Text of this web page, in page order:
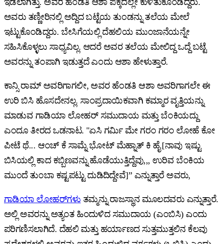
ಅವರು ತಣ್ಣೀರಿನಲ್ಲಿ ಅದ್ದಿದ ಬಟ್ಟೆಯ ತುಂಡನ್ನು ತಲೆಯ ಮೇಲೆ
ಇಟ್ಟುಕೊಂಡಿದ್ದರು. ಬೇಸಿಗೆಯಲ್ಲಿ ದೆಹಲಿಯ ಮುಂಜಾನೆಯನ್ನೇ
ಸಹಿಸಿಕೊಳ್ಳಲು ಸಾಧ್ಯವಿಲ್ಲ. ಆದರೆ ಅವರ ತಲೆಯ ಮೇಲಿದ್ದ ಒದ್ದೆ ಬಟ್ಟೆ
ಅವರನ್ನು ತಂಪಾಗಿ ಇಡುತ್ತದೆ ಎಂದು ಆಶಾ ಹೇಳುತ್ತಾರೆ.
ಕಾನ್ಸಿ ರಾಮ್‌ ಅವರಿಗಾಗಲೀ, ಅವರ ಹೆಂಡತಿ ಆಶಾ ಅವರಿಗಾಗಲೇ ಈ
ಉರಿ ಬಿಸಿ ಹೊಸದೇನಲ್ಲ. ಸಾಂಪ್ರದಾಯಿಕವಾಗಿ ಕಮ್ಮಾರ ವೃತ್ತಿಯನ್ನು
ಮಾಡುವ ಗಾಡಿಯಾ ಲೋಹರ್‌ ಸಮುದಾಯ ಮತ್ತು ಬೆಂಕಿಯದ್ದು
ಎಂದೂ ತೀರದ ಒಡನಾಟ. "ಏಸಿ ಗರ್ಮಿ ಮೇ ಗರಂ ಗರಂ ಲೋಹೆ ಕೋ
ಪೀಟೆ ಥೆ... ಆಂಚ್ ಕೆ ಸಾಮ್ನೆ ಭೋಟ್ ಮೆಹ್ನಾತ್ ಕಿ ಹೈ [ನಾವು ಇಷ್ಟು
ಬಿಸಿಯಲ್ಲಿ ಕಾದ ಕಬ್ಬಿಣವನ್ನು ಹೊಡೆಯುತ್ತಿದ್ದೆವು,,, ಉರಿವ ಬೆಂಕಿಯ
ಮುಂದೆ ತುಂಬಾ ಕಷ್ಟಪಟ್ಟು ದುಡಿದಿದ್ದೇವೆ]” ಎನ್ನುತ್ತಾರೆ ಅವರು,
ಗಾಡಿಯಾ ಲೋಹರ್‌ಗಳು ತಮ್ಮನ್ನು ರಾಜಸ್ಥಾನ ಮೂಲದವರು ಎನ್ನುತ್ತಾರೆ.
ಅಲ್ಲಿ ಅವರನ್ನು ಅತ್ಯಂತ ಹಿಂದುಳಿದ ಸಮುದಾಯ (ಎಂಬಿಸಿ) ಎಂದು
ಪರಿಗಣಿಸಲಾಗಿದೆ. ದೆಹಲಿ ಮತ್ತು ಹರ್ಯಾಣದ ಸುತ್ತಮುತ್ತಲಿನ ಕೆಲವು